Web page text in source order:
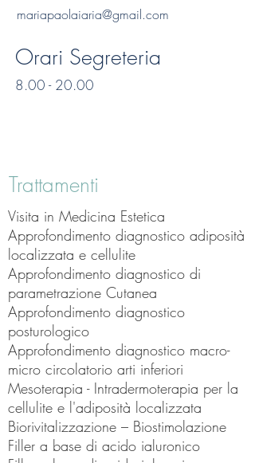
mariapaolaiaria@gmail.com
Orari Segreteria
8.00 - 20.00
Trattamenti
Visita in Medicina Estetica
Approfondimento diagnostico adiposità
localizzata e cellulite
Approfondimento diagnostico di
parametrazione Cutanea
Approfondimento diagnostico
posturologico
Approfondimento diagnostico macro-
micro circolatorio arti inferiori
Mesoterapia - Intradermoterapia per la
cellulite e l'adiposità localizzata
Biorivitalizzazione – Biostimolazione
Filler a base di acido ialuronico